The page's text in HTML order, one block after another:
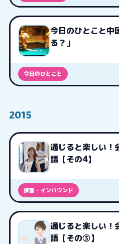
今日のひとこと中
る？」
今日のひとこと
2015
通じると楽しい！
語【その4】
接客・インバウンド
通じると楽しい！
語【その③】